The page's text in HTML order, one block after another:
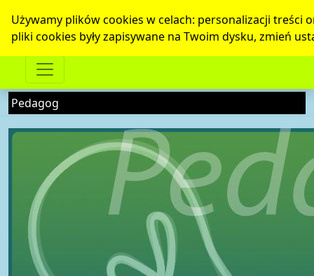
Używamy plików cookies w celach: personalizacji treści
pliki cookies były zapisywane na Twoim dysku, zmień
Pedagog